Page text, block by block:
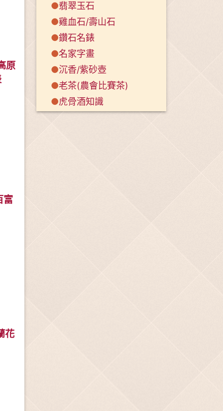
原
富
花
●翡翠玉石
●雞血石/壽山石
●鑽石名錶
●名家字畫
●沉香/紫砂壺
●老茶(農會比賽茶)
●虎骨酒知識